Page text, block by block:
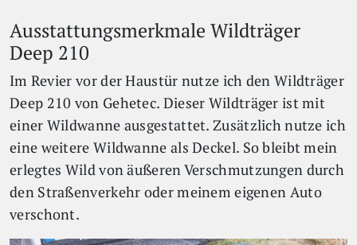
Ausstattungsmerkmale Wildträger
Deep 210
Im Revier vor der Haustür nutze ich den Wildträger
Deep 210 von Gehetec. Dieser Wildträger ist mit
einer Wildwanne ausgestattet. Zusätzlich nutze ich
eine weitere Wildwanne als Deckel. So bleibt mein
erlegtes Wild von äußeren Verschmutzungen durch
den Straßenverkehr oder meinem eigenen Auto
verschont.